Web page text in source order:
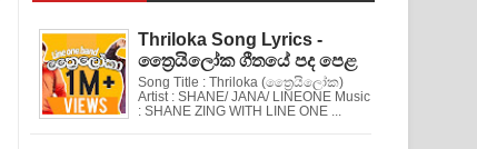
Thriloka Song Lyrics -
ත්‍රෛයිලෝක ගීතයේ පද පෙළ
Song Title : Thriloka (ත්‍රෛයිලෝක)
Artist : SHANE/ JANA/ LINEONE Music
: SHANE ZING WITH LINE ONE ...